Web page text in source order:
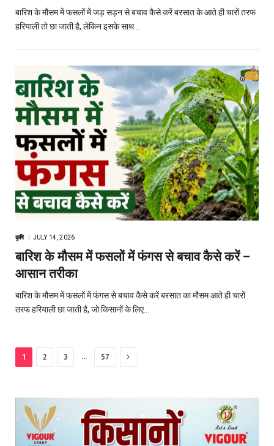
बारिश के मौसम में फसलों में जड़ सड़न से बचाव कैसे करें बरसात के आते ही चारों तरफ
हरियाली तो छा जाती है, लेकिन इसके साथ…
कृषि JULY 14, 2026
बारिश के मौसम में फसलों में फंगस से बचाव कैसे करें –
आसान तरीका
बारिश के मौसम में फसलों में फंगस से बचाव कैसे करें बरसात का मौसम आते ही चारों
तरफ हरियाली छा जाती है, जो किसानों के लिए…
1 2 3 … 57 Next